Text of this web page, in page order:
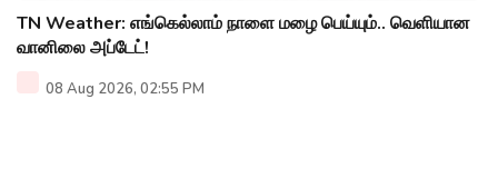
TN Weather: எங்கெல்லாம் நாளை மழை பெய்யும்.. வெளியான
வானிலை அப்டேட்!
08 Aug 2026, 02:55 PM